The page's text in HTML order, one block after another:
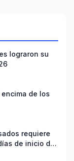
lograron su
de los
requiere
de inicio del